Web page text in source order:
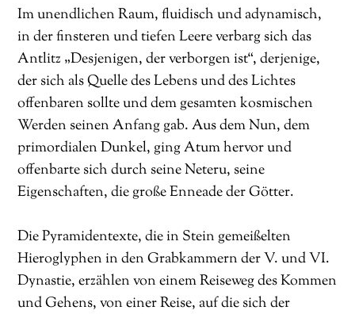
Im unendlichen Raum, fluidisch und adynamisch,
in der finsteren und tiefen Leere verbarg sich das
Antlitz „Desjenigen, der verborgen ist“, derjenige,
der sich als Quelle des Lebens und des Lichtes
offenbaren sollte und dem gesamten kosmischen
Werden seinen Anfang gab. Aus dem Nun, dem
primordialen Dunkel, ging Atum hervor und
offenbarte sich durch seine Neteru, seine
Eigenschaften, die große Enneade der Götter.
Die Pyramidentexte, die in Stein gemeißelten
Hieroglyphen in den Grabkammern der V. und VI.
Dynastie, erzählen von einem Reiseweg des Kommen
und Gehens, von einer Reise, auf die sich der